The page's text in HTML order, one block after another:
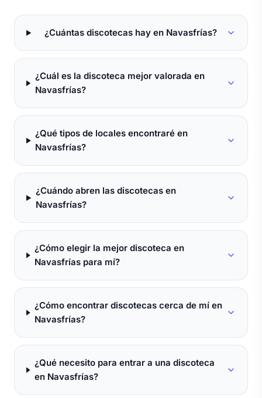
¿Cuántas discotecas hay en Navasfrías?
¿Cuál es la discoteca mejor valorada en
Navasfrías?
¿Qué tipos de locales encontraré en
Navasfrías?
¿Cuándo abren las discotecas en
Navasfrías?
¿Cómo elegir la mejor discoteca en
Navasfrías para mí?
¿Cómo encontrar discotecas cerca de mí en
Navasfrías?
¿Qué necesito para entrar a una discoteca
en Navasfrías?